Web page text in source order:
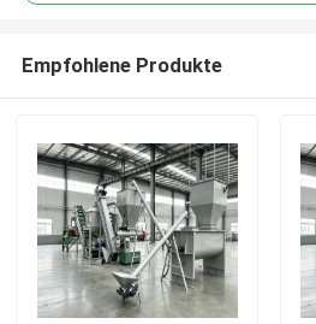
Empfohlene Produkte